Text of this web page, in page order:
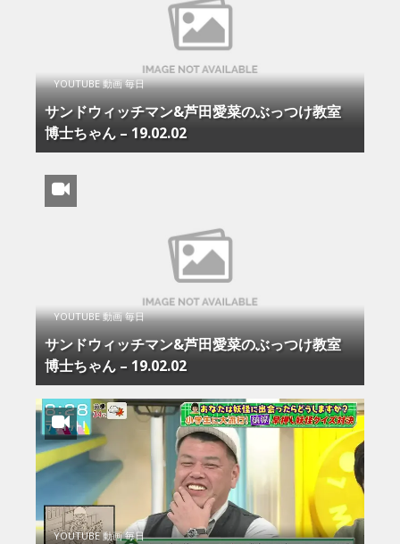
YOUTUBE 動画 毎日
サンドウィッチマン&芦田愛菜のぶっつけ教室
博士ちゃん – 19.02.02
YOUTUBE 動画 毎日
サンドウィッチマン&芦田愛菜のぶっつけ教室
博士ちゃん – 19.02.02
YOUTUBE 動画 毎日